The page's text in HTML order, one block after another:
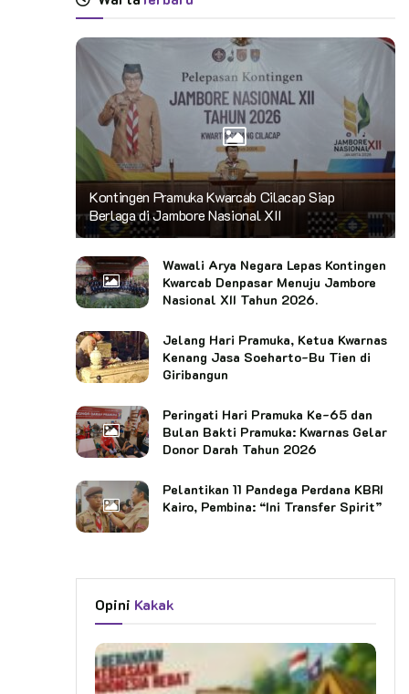
Kontingen Pramuka Kwarcab Cilacap Siap
Berlaga di Jambore Nasional XII
Wawali Arya Negara Lepas Kontingen
Kwarcab Denpasar Menuju Jambore
Nasional XII Tahun 2026.
Jelang Hari Pramuka, Ketua Kwarnas
Kenang Jasa Soeharto-Bu Tien di
Giribangun
Peringati Hari Pramuka Ke-65 dan
Bulan Bakti Pramuka: Kwarnas Gelar
Donor Darah Tahun 2026
Pelantikan 11 Pandega Perdana KBRI
Kairo, Pembina: “Ini Transfer Spirit”
Opini Kakak